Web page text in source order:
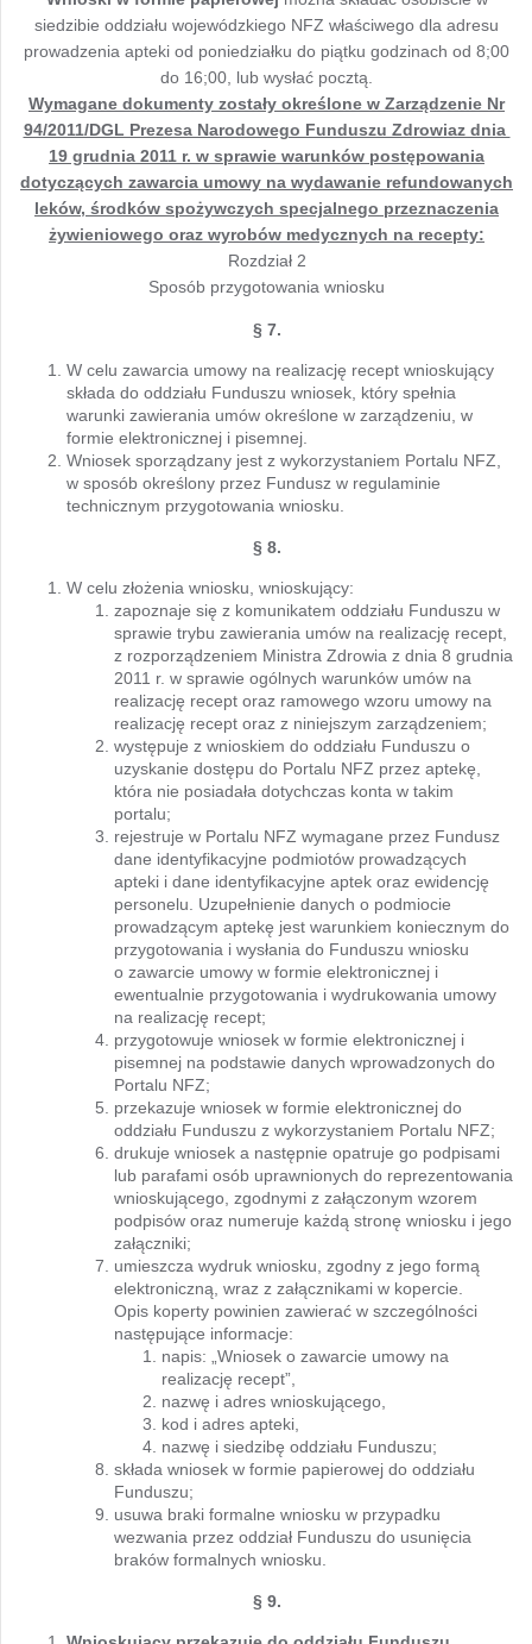
siedzibie oddziału wojewódzkiego NFZ właściwego dla adresu
prowadzenia apteki od poniedziałku do piątku godzinach od 8;00
do 16;00, lub wysłać pocztą.
Wymagane dokumenty zostały określone w Zarządzenie Nr
94/2011/DGL Prezesa Narodowego Funduszu Zdrowiaz dnia
19 grudnia 2011 r. w sprawie warunków postępowania
dotyczących zawarcia umowy na wydawanie refundowanych
leków, środków spożywczych specjalnego przeznaczenia
żywieniowego oraz wyrobów medycznych na recepty:
Rozdział 2
Sposób przygotowania wniosku
§ 7.
W celu zawarcia umowy na realizację recept wnioskujący
składa do oddziału Funduszu wniosek, który spełnia
warunki zawierania umów określone w zarządzeniu, w
formie elektronicznej i pisemnej.
Wniosek sporządzany jest z wykorzystaniem Portalu NFZ,
w sposób określony przez Fundusz w regulaminie
technicznym przygotowania wniosku.
§ 8.
W celu złożenia wniosku, wnioskujący:
zapoznaje się z komunikatem oddziału Funduszu w
sprawie trybu zawierania umów na realizację recept,
z rozporządzeniem Ministra Zdrowia z dnia 8 grudnia
2011 r. w sprawie ogólnych warunków umów na
realizację recept oraz ramowego wzoru umowy na
realizację recept oraz z niniejszym zarządzeniem;
występuje z wnioskiem do oddziału Funduszu o
uzyskanie dostępu do Portalu NFZ przez aptekę,
która nie posiadała dotychczas konta w takim
portalu;
rejestruje w Portalu NFZ wymagane przez Fundusz
dane identyfikacyjne podmiotów prowadzących
apteki i dane identyfikacyjne aptek oraz ewidencję
personelu. Uzupełnienie danych o podmiocie
prowadzącym aptekę jest warunkiem koniecznym do
przygotowania i wysłania do Funduszu wniosku
o zawarcie umowy w formie elektronicznej i
ewentualnie przygotowania i wydrukowania umowy
na realizację recept;
przygotowuje wniosek w formie elektronicznej i
pisemnej na podstawie danych wprowadzonych do
Portalu NFZ;
przekazuje wniosek w formie elektronicznej do
oddziału Funduszu z wykorzystaniem Portalu NFZ;
drukuje wniosek a następnie opatruje go podpisami
lub parafami osób uprawnionych do reprezentowania
wnioskującego, zgodnymi z załączonym wzorem
podpisów oraz numeruje każdą stronę wniosku i jego
załączniki;
umieszcza wydruk wniosku, zgodny z jego formą
elektroniczną, wraz z załącznikami w kopercie.
Opis koperty powinien zawierać w szczególności
następujące informacje:
napis: „Wniosek o zawarcie umowy na
realizację recept”,
nazwę i adres wnioskującego,
kod i adres apteki,
nazwę i siedzibę oddziału Funduszu;
składa wniosek w formie papierowej do oddziału
Funduszu;
usuwa braki formalne wniosku w przypadku
wezwania przez oddział Funduszu do usunięcia
braków formalnych wniosku.
§ 9.